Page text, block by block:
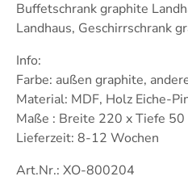
Buffetschrank graphite
Landhaus, Geschirrschrank
Info:
Farbe: außen graphite,
Material: MDF, Holz Eiche-
Maße : Breite 220 x Tiefe
Lieferzeit: 8-12 Wochen
Art.Nr.: XO-800204